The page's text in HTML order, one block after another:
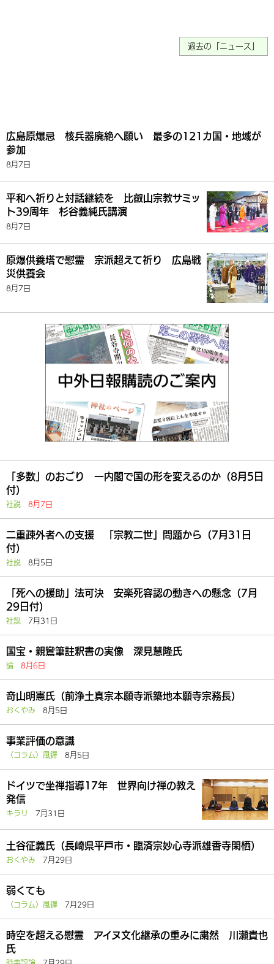
過去の「ニュース」
広島原爆忌 核兵器廃絶へ願い 最多の121カ国・地域が
参加
8月7日
平和へ祈りと対話継続を 比叡山宗教サミッ
ト39周年 杉谷義純氏講演
8月7日
原爆供養塔で慰霊 宗派超えて祈り 広島戦
災供養会
8月7日
「多数」のおごり 一内閣で国の形を変えるのか（8月5日
付）
社説 8月7日
二重疎外者への支援 「宗教二世」問題から（7月31日
付）
社説 8月5日
「死への援助」法可決 安楽死容認の動きへの懸念（7月
29日付）
社説 7月31日
国宝・親鸞筆註釈書の実像 深見慧隆氏
論 8月6日
竒山明憲氏（前浄土真宗本願寺派築地本願寺宗務長）
おくやみ 8月5日
事業評価の意識
〈コラム〉風鐸 8月5日
ドイツで坐禅指導17年 世界向け禅の教え
発信
キラリ 7月31日
土谷征義氏（長崎県平戸市・臨済宗妙心寺派雄香寺閑栖）
おくやみ 7月29日
弱くても
〈コラム〉風鐸 7月29日
時空を超える慰霊 アイヌ文化継承の重みに粛然 川瀬貴也
氏